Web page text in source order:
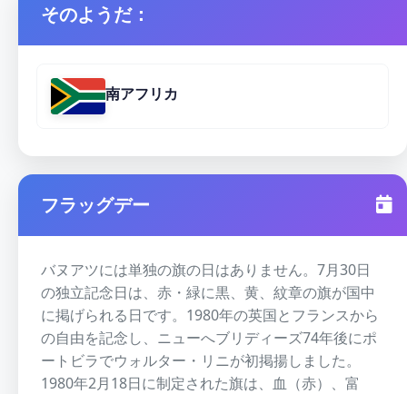
そのようだ：
南アフリカ
フラッグデー
バヌアツには単独の旗の日はありません。7月30日
の独立記念日は、赤・緑に黒、黄、紋章の旗が国中
に掲げられる日です。1980年の英国とフランスから
の自由を記念し、ニューへブリディーズ74年後にポ
ートビラでウォルター・リニが初掲揚しました。
1980年2月18日に制定された旗は、血（赤）、富